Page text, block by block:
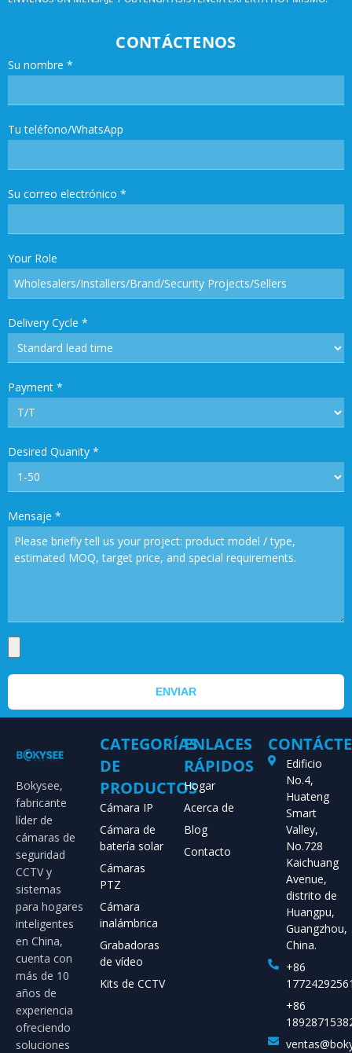
CONTÁCTENOS
Su nombre *
Tu teléfono/WhatsApp
Su correo electrónico *
Your Role
Delivery Cycle *
Payment *
Desired Quanity *
Mensaje *
ENVIAR
Bokysee,
fabricante
líder de
cámaras de
seguridad
CCTV y
sistemas
para hogares
inteligentes
en China,
cuenta con
más de 10
años de
experiencia
ofreciendo
soluciones
CATEGORÍAS
DE
PRODUCTOS
Cámara IP
Cámara de
batería solar
Cámaras
PTZ
Cámara
inalámbrica
Grabadoras
de vídeo
Kits de CCTV
ENLACES
RÁPIDOS
Hogar
Acerca de
Blog
Contacto
Edificio
No.4,
Huateng
Smart
Valley,
No.728
Kaichuang
Avenue,
distrito de
Huangpu,
Guangzhou,
China.
+86
+86